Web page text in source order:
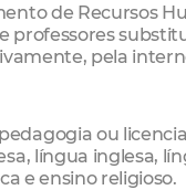
de Recursos
professores
pela
ou
língua inglesa,
e ensino religioso.